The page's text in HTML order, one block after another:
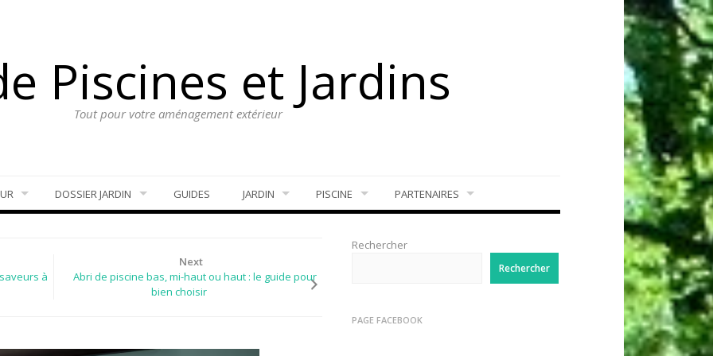
Piscines et Jardins
Tout pour votre aménagement extérieur
DOSSIER JARDIN GUIDES JARDIN PISCINE PARTENAIRES
à
Next
Abri de piscine bas, mi-haut ou haut : le guide pour
bien choisir
Rechercher
Rechercher
PAGE FACEBOOK